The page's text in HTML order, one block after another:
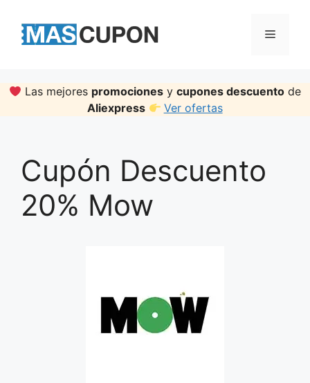
content
Menu
Las mejores promociones ycupones descuento de
Aliexpress
Ver ofertas
Cupón Descuento
20% Mow